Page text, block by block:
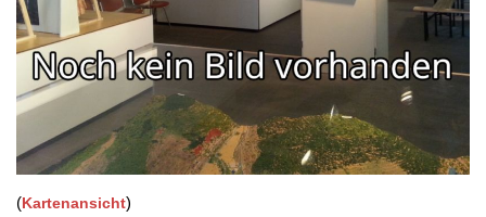
(Kartenansicht)